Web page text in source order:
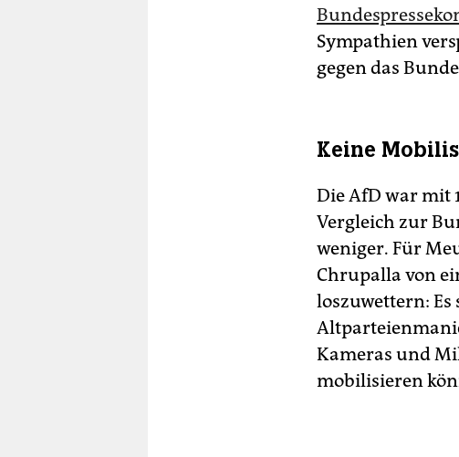
Sympathien
gegen das
Keine
Die AfD war mit
Vergleich zur
weniger. Für
Chrupalla von
loszuwettern: Es
Kameras und
mobilisieren